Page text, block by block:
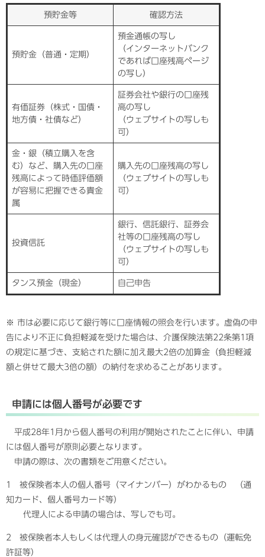
預貯金等 確認方法
預貯金（普通・定期）
預金通帳の写し
（インターネットバンク
であれば口座残高ページ
の写し）
有価証券（株式・国債・
地方債・社債など）
証券会社や銀行の口座残
高の写し
（ウェブサイトの写しも
可）
金・銀（積立購入を含
む）など、購入先の口座
残高によって時価評価額
が容易に把握できる貴金
属
購入先の口座残高の写し
（ウェブサイトの写しも
可）
投資信託
銀行、信託銀行、証券会
社等の口座残高の写し
（ウェブサイトの写しも
可）
タンス預金（現金） 自己申告
※ 市は必要に応じて銀行等に口座情報の照会を行います。虚偽の申
告により不正に負担軽減を受けた場合は、介護保険法第22条第1項
の規定に基づき、支給された額に加え最大2倍の加算金（負担軽減
額と併せて最大3倍の額）の納付を求めることがあります。
申請には個人番号が必要です
平成28年1月から個人番号の利用が開始されたことに伴い、申請
には個人番号が原則必要となります。
申請の際は、次の書類をご用意ください。
1 被保険者本人の個人番号（マイナンバー）がわかるもの （通
知カード、個人番号カード等）
代理人による申請の場合は、写しでも可。
2 被保険者本人もしくは代理人の身元確認ができるもの（運転免
許証等）